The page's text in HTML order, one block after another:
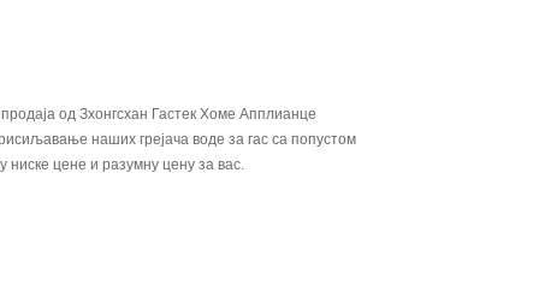
од Зхонгсхан Гастек Хоме Апплианце
наших грејача воде за гас са попустом
цене и разумну цену за вас.